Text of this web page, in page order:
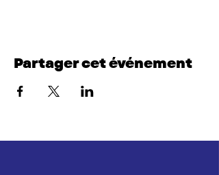
Partager cet événement